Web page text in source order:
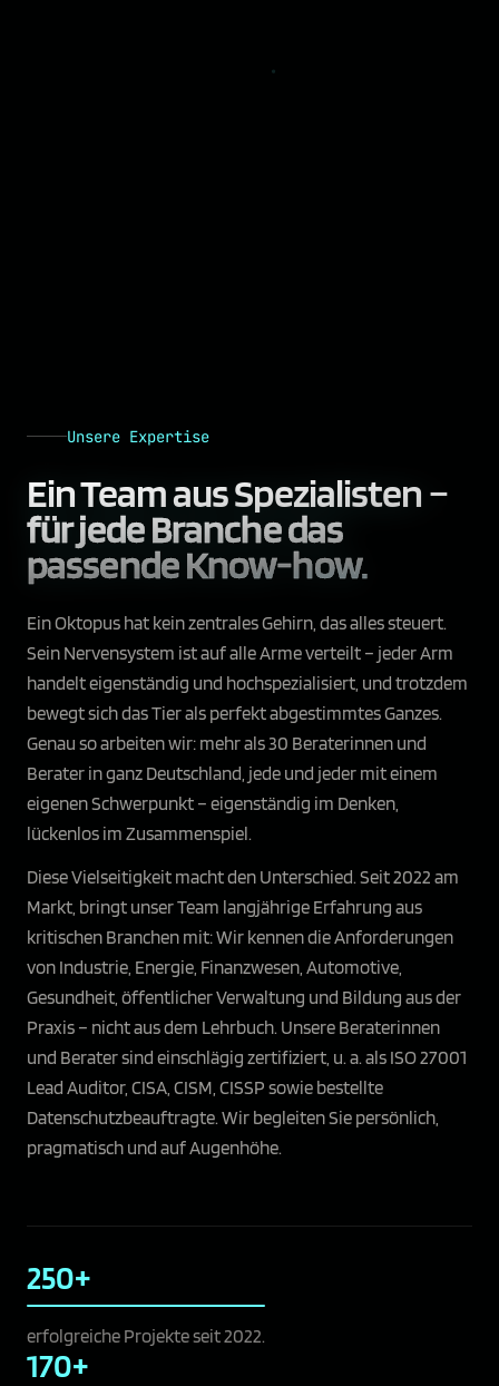
Unsere Expertise
Ein Team aus Spezialisten –
für jede Branche das
passende Know-how.
Ein Oktopus hat kein zentrales Gehirn, das alles steuert.
Sein Nervensystem ist auf alle Arme verteilt – jeder Arm
handelt eigenständig und hochspezialisiert, und trotzdem
bewegt sich das Tier als perfekt abgestimmtes Ganzes.
Genau so arbeiten wir: mehr als 30 Beraterinnen und
Berater in ganz Deutschland, jede und jeder mit einem
eigenen Schwerpunkt – eigenständig im Denken,
lückenlos im Zusammenspiel.
Diese Vielseitigkeit macht den Unterschied. Seit 2022 am
Markt, bringt unser Team langjährige Erfahrung aus
kritischen Branchen mit: Wir kennen die Anforderungen
von Industrie, Energie, Finanzwesen, Automotive,
Gesundheit, öffentlicher Verwaltung und Bildung aus der
Praxis – nicht aus dem Lehrbuch. Unsere Beraterinnen
und Berater sind einschlägig zertifiziert, u. a. als ISO 27001
Lead Auditor, CISA, CISM, CISSP sowie bestellte
Datenschutzbeauftragte. Wir begleiten Sie persönlich,
pragmatisch und auf Augenhöhe.
250+
erfolgreiche Projekte seit 2022.
170+